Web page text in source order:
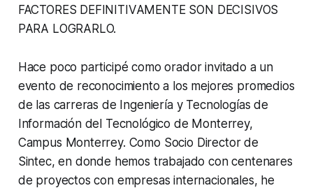
FACTORES DEFINITIVAMENTE SON DECISIVOS
PARA LOGRARLO.
Hace poco participé como orador invitado a un
evento de reconocimiento a los mejores promedios
de las carreras de Ingeniería y Tecnologías de
Información del Tecnológico de Monterrey,
Campus Monterrey. Como Socio Director de
Sintec, en donde hemos trabajado con centenares
de proyectos con empresas internacionales, he